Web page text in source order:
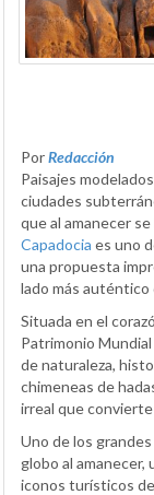
PorRedacción
Paisajes
ciudades
que al amanecer
Capadocia es uno
una propuesta
lado más auténtico
Situada en el
Patrimonio
de naturaleza,
chimeneas de
irreal que
Uno de los
globo al amanecer,
iconos turísticos